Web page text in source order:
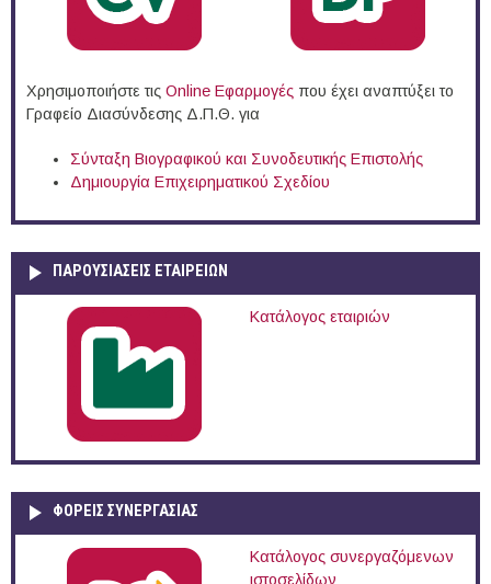
Χρησιμοποιήστε τις Online Eφαρμογές που έχει αναπτύξει το
Γραφείο Διασύνδεσης Δ.Π.Θ. για
Σύνταξη Βιογραφικού και Συνοδευτικής Επιστολής
Δημιουργία Επιχειρηματικού Σχεδίου
ΠΑΡΟΥΣΙΆΣΕΙΣ ΕΤΑΙΡΕΙΏΝ
Κατάλογος εταιριών
ΦΟΡΕΙΣ ΣΥΝΕΡΓΑΣΙΑΣ
Κατάλογος συνεργαζόμενων
ιστοσελίδων